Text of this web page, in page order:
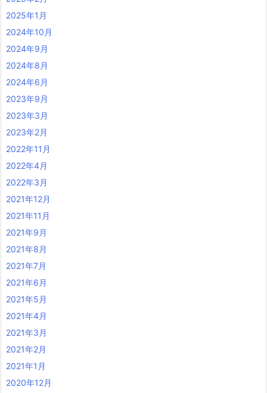
2025年1月
2024年10月
2024年9月
2024年8月
2024年6月
2023年9月
2023年3月
2023年2月
2022年11月
2022年4月
2022年3月
2021年12月
2021年11月
2021年9月
2021年8月
2021年7月
2021年6月
2021年5月
2021年4月
2021年3月
2021年2月
2021年1月
2020年12月